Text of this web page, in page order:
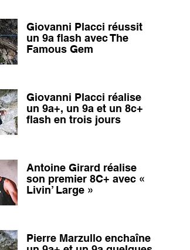
Giovanni Placci réussit
un 9a flash avec The
Famous Gem
Giovanni Placci réalise
un 9a+, un 9a et un 8c+
flash en trois jours
Antoine Girard réalise
son premier 8C+ avec «
Livin’ Large »
Pierre Marzullo enchaîne